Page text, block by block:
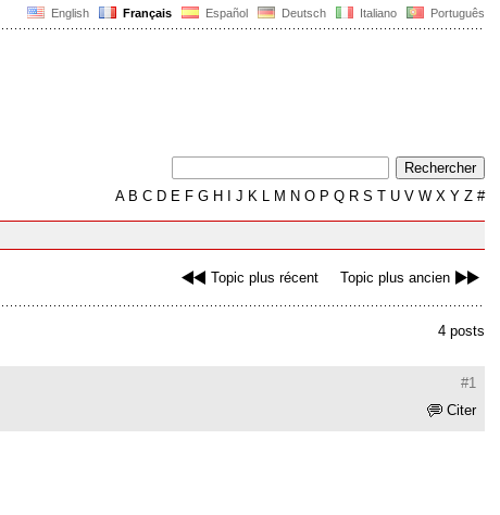
English Français Español Deutsch Italiano Português
AB C D E F G H J K L M N O P Q R S T U V W X Y Z #
Topic plus récent Topic plus ancien
4 posts
#1
Citer